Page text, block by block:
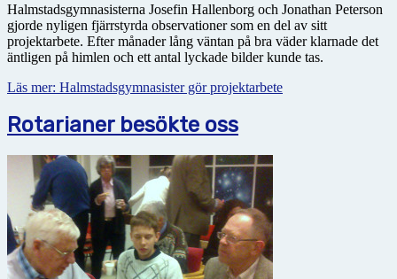
Halmstadsgymnasisterna Josefin Hallenborg och Jonathan Peterson
gjorde nyligen fjärrstyrda observationer som en del av sitt
projektarbete. Efter månader lång väntan på bra väder klarnade det
äntligen på himlen och ett antal lyckade bilder kunde tas.
Läs mer: Halmstadsgymnasister gör projektarbete
Rotarianer besökte oss